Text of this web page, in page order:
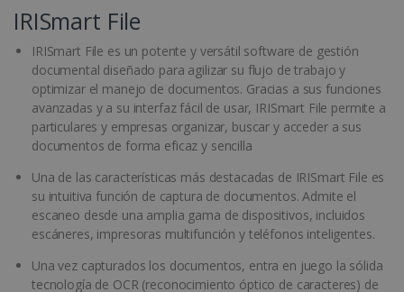
IRISmart File
IRISmart File es un potente y versátil software de gestión
documental diseñado para agilizar su flujo de trabajo y
optimizar el manejo de documentos. Gracias a sus funciones
avanzadas y a su interfaz fácil de usar, IRISmart File permite a
particulares y empresas organizar, buscar y acceder a sus
documentos de forma eficaz y sencilla
Una de las características más destacadas de IRISmart File es
su intuitiva función de captura de documentos. Admite el
escaneo desde una amplia gama de dispositivos, incluidos
escáneres, impresoras multifunción y teléfonos inteligentes.
Una vez capturados los documentos, entra en juego la sólida
tecnología de OCR (reconocimiento óptico de caracteres) de